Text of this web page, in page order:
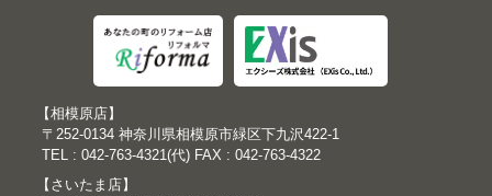
【相模原店】
〒252-0134 神奈川県相模原市緑区下九沢422-1
TEL : 042-763-4321(代) FAX : 042-763-4322
【さいたま店】